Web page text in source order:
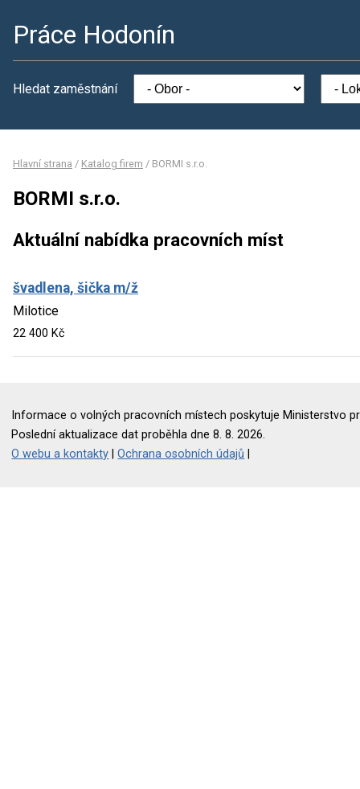
Práce Hodonín
Hledat zaměstnání
Hlavní strana / Katalog firem / BORMI s.r.o.
BORMI s.r.o.
Aktuální nabídka pracovních míst
švadlena, šička m/ž
Milotice
22 400 Kč
Informace o volných pracovních místech poskytuje Ministerstvo
Poslední aktualizace dat proběhla dne 8. 8. 2026.
O webu a kontakty |Ochrana osobních údajů